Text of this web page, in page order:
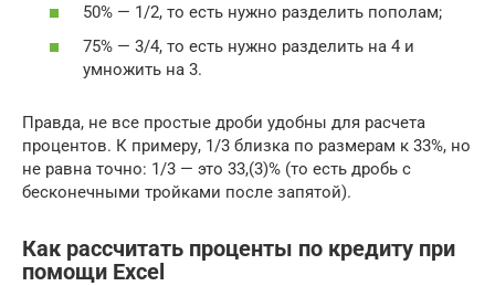
50% — 1/2, то есть нужно разделить пополам;
75% — 3/4, то есть нужно разделить на 4 и
умножить на 3.
Правда, не все простые дроби удобны для расчета
процентов. К примеру, 1/3 близка по размерам к 33%, но
не равна точно: 1/3 — это 33,(3)% (то есть дробь с
бесконечными тройками после запятой).
Как рассчитать проценты по кредиту при
помощи Excel